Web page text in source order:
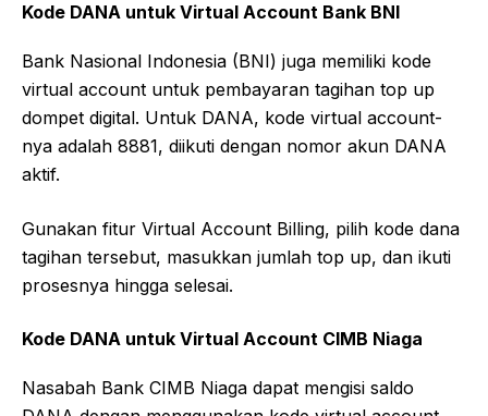
Kode DANA untuk Virtual Account Bank BNI
Bank Nasional Indonesia (BNI) juga memiliki kode
virtual account untuk pembayaran tagihan top up
dompet digital. Untuk DANA, kode virtual account-
nya adalah 8881, diikuti dengan nomor akun DANA
aktif.
Gunakan fitur Virtual Account Billing, pilih kode dana
tagihan tersebut, masukkan jumlah top up, dan ikuti
prosesnya hingga selesai.
Kode DANA untuk Virtual Account CIMB Niaga
Nasabah Bank CIMB Niaga dapat mengisi saldo